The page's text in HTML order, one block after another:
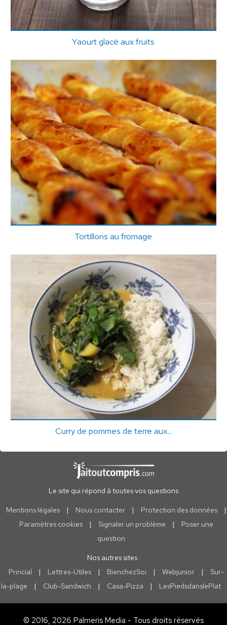
Yaourt glacé aux fruits
Tortillons au fromage
Curry de pommes de terre aux...
Le site qui répond à toutes vos questions
Mentions légales | Nous contacter | Protection des données
|
Paramètres cookies
| Signaler un problème |
Poser une
question
Nos autres sites :
Princial
| Lettres-Utiles | BienchezSoi | Webjunior |
Sur-
la-plage
| Club-Sandwich | Casa-Pizza | LesPiedsdanslePlat
© 2016, 2026 Palmeris Media - Tous droits réservés